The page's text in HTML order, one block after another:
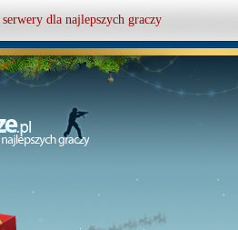
dla najlepszych graczy